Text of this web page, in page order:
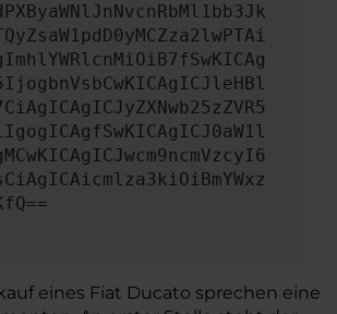
eines Fiat Ducato sprechen eine